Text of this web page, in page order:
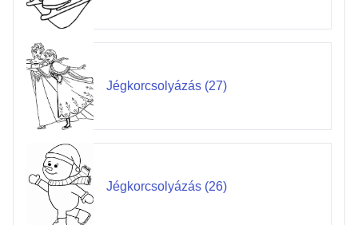
Jégkorcsolyázás (27)
Jégkorcsolyázás (26)